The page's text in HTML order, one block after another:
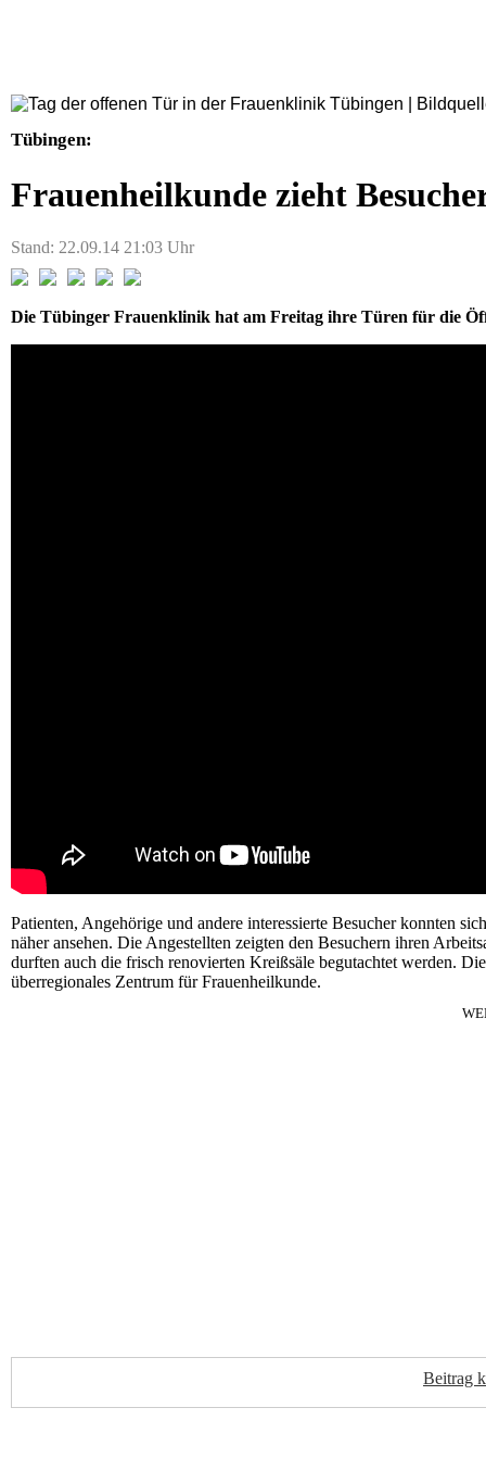
Tübingen:
Frauenheilkunde zieht
Stand: 22.09.14 21:03 Uhr
Die Tübinger Frauenklinik hat am Freitag ihre Türen für die
Patienten, Angehörige und andere interessierte Besucher konnten
näher ansehen. Die Angestellten zeigten den Besuchern ihren
durften auch die frisch renovierten Kreißsäle begutachtet werden.
überregionales Zentrum für Frauenheilkunde.
Beitrag